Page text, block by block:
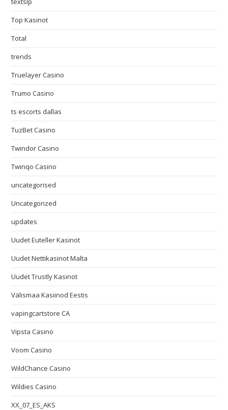
Top Kasinot
Total
trends
Truelayer Casino
Trumo Casino
ts escorts dallas
TuzBet Casino
Twindor Casino
Twinqo Casino
uncategorised
Uncategorized
updates
Uudet Euteller Kasinot
Uudet Nettikasinot Malta
Uudet Trustly Kasinot
Välismaa Kasiinod Eestis
vapingcartstore CA
Vipsta Casino
Voom Casino
WildChance Casino
Wildies Casino
XX_07_ES_AKS